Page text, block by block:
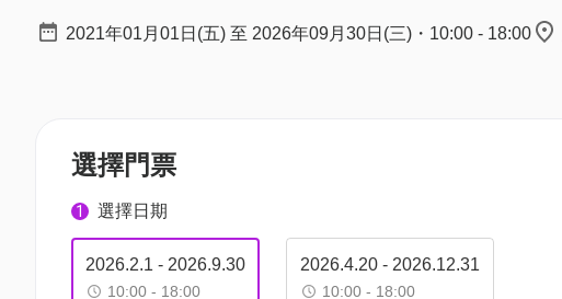
2021年01月01日(五) 至 2026年09月30日(三) ・ 10:00 - 18:00
選擇門票
1 選擇日期
2026.2.1 - 2026.9.30
10:00 - 18:00
2026.4.20 - 2026.12.31
10:00 - 18:00